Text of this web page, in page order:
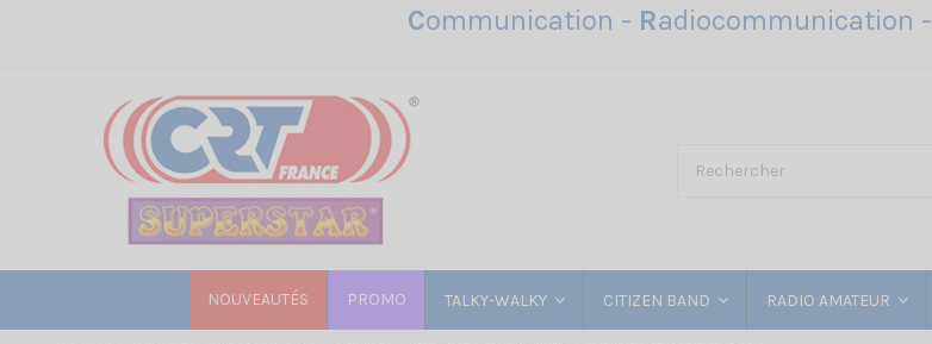
Communication - Radiocommunication -
NOUVEAUTÉS PROMO TALKY-WALKY CITIZEN BAND RADIO AMATEUR